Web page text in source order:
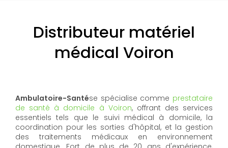
Distributeur matériel
médical Voiron
Ambulatoire-Santése spécialise comme prestataire
de santé à domicile à Voiron, offrant des services
essentiels tels que le suivi médical à domicile, la
coordination pour les sorties d'hôpital, et la gestion
des traitements médicaux en environnement